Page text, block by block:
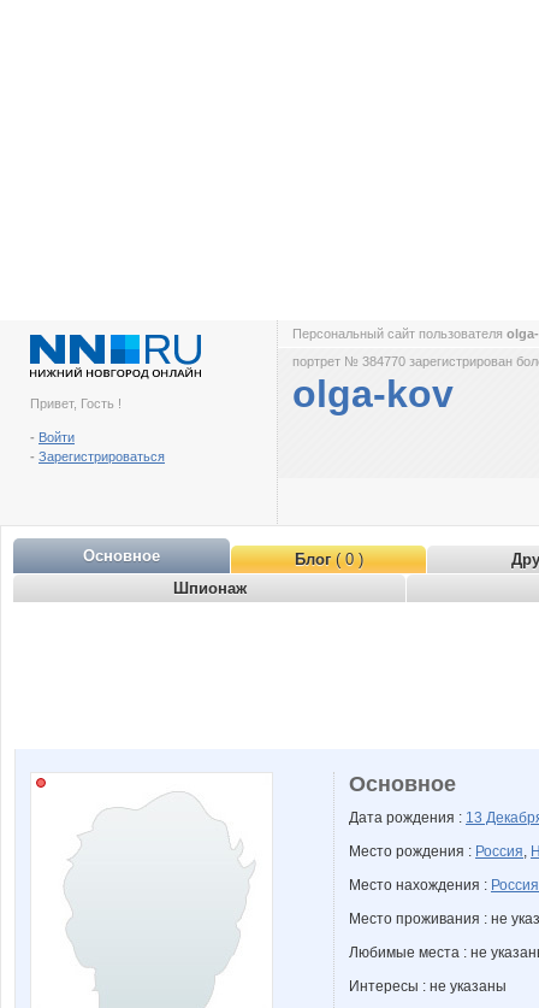
Привет, Гость !
- Войти
- Зарегистрироваться
Персональный сайт пользователя
портрет № 384770 зарегистрирован
olga-kov
Основное Блог( 0 )
Шпионаж
Основное
Дата рождения : 13
Место рождения : Россия,
Место нахождения : Россия
Место проживания : не
Любимые места : не
Интересы : не указаны